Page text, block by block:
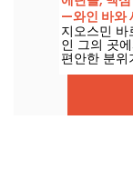
—와인 바와
지오스민
인 그의 곳
편안한 분위
는 접시와
한다. 탁월
한데 모은
의 발굴 중